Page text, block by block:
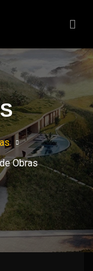
Obras